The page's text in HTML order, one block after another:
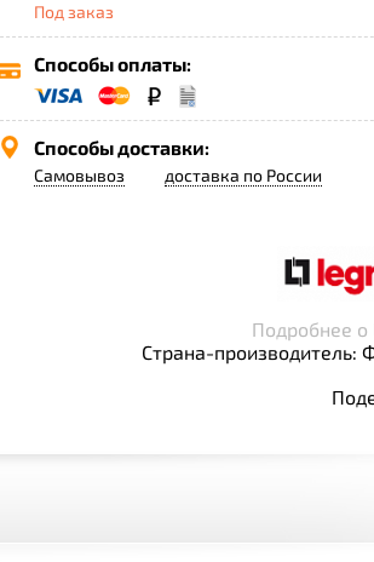
Под заказ
Способы оплаты:
Способы доставки:
Самовывоз доставка по России
Подробнее о
Страна-производитель: